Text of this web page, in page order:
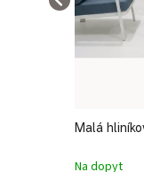
Malá
Na dopyt